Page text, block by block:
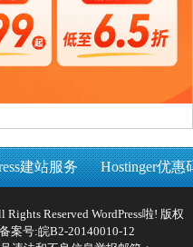
建站服务 Hostinger优惠
Reserved WordPress啦! 版权
案号:皖B2-20140010-12